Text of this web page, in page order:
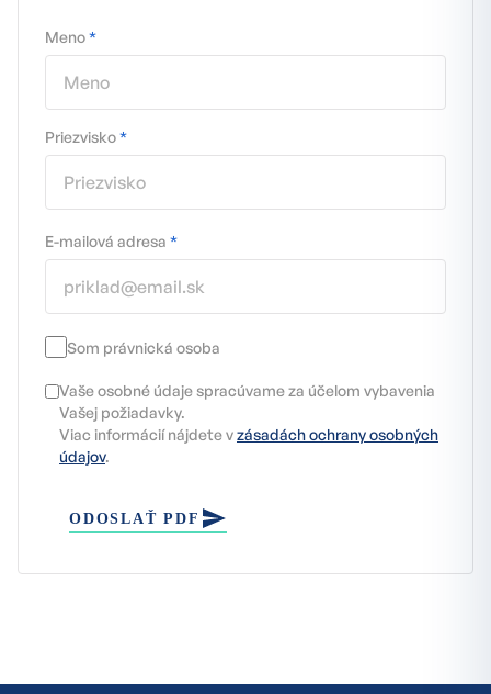
Meno*
Priezvisko*
E-mailová adresa *
Som právnická osoba
Vaše osobné údaje spracúvame za účelom vybavenia
Vašej požiadavky.
Viac informácií nájdete vzásadách ochrany osobných
údajov.
ODOSLAŤ PDF